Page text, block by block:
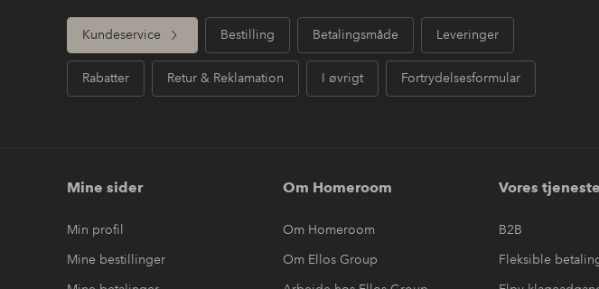
Kundeservice Bestilling Betalingsmåde Leveringer
Rabatter Retur & Reklamation I øvrigt Fortrydelsesformular
Mine sider
Min profil
Mine bestillinger
Om Homeroom
Om Homeroom
Om Ellos Group
Vores
B2B
Fleksible